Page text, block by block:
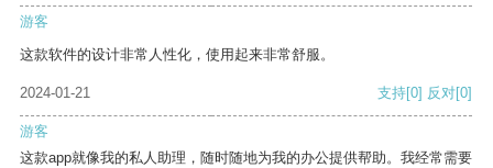
游客
这款软件的设计非常人性化，使用起来非常舒服。
2024-01-21 支持[0] 反对[0]
游客
这款app就像我的私人助理，随时随地为我的办公提供帮助。我经常需要